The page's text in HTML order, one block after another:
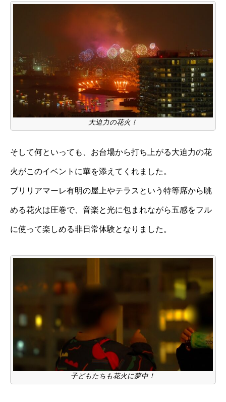
大迫力の花火！
そして何といっても、お台場から打ち上がる大迫力の花
火がこのイベントに華を添えてくれました。
ブリリアマーレ有明の屋上やテラスという特等席から眺
める花火は圧巻で、音楽と光に包まれながら五感をフル
に使って楽しめる非日常体験となりました。
子どもたちも花火に夢中！